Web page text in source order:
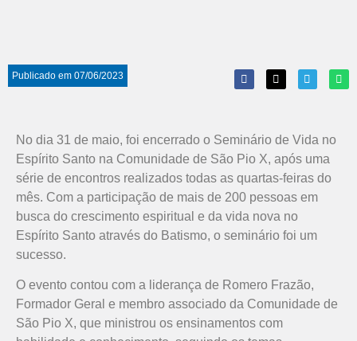
Publicado em 07/06/2023
No dia 31 de maio, foi encerrado o Seminário de Vida no
Espírito Santo na Comunidade de São Pio X, após uma
série de encontros realizados todas as quartas-feiras do
mês. Com a participação de mais de 200 pessoas em
busca do crescimento espiritual e da vida nova no
Espírito Santo através do Batismo, o seminário foi um
sucesso.
O evento contou com a liderança de Romero Frazão,
Formador Geral e membro associado da Comunidade de
São Pio X, que ministrou os ensinamentos com